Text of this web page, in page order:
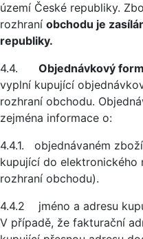
území České republiky.
rozhraní obchodu je
republiky.
4.4. Objednávkový
vyplní kupující
rozhraní obchodu.
zejména informace o:
4.4.1. objednávaném
kupující do elektronického
rozhraní obchodu).
4.4.2 jméno a adresu
V případě, že fakturační